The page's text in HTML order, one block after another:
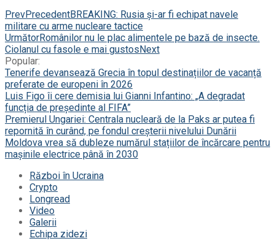
PrevPrecedentBREAKING: Rusia și-ar fi echipat navele
militare cu arme nucleare tactice
UrmătorRomânilor nu le plac alimentele pe bază de insecte.
Ciolanul cu fasole e mai gustos Next
Popular:
Tenerife devansează Grecia în topul destinațiilor de vacanță
preferate de europeni în 2026
Luis Figo îi cere demisia lui Gianni Infantino: „A degradat
funcția de președinte al FIFA”
Premierul Ungariei: Centrala nucleară de la Paks ar putea fi
repornită în curând, pe fondul creșterii nivelului Dunării
Moldova vrea să dubleze numărul stațiilor de încărcare pentru
mașinile electrice până în 2030
Război în Ucraina
Crypto
Longread
Video
Galerii
Echipa zidezi